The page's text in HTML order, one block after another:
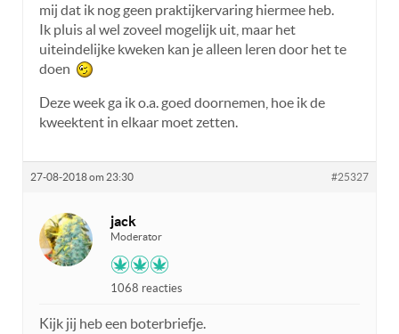
mij dat ik nog geen praktijkervaring hiermee heb.
Ik pluis al wel zoveel mogelijk uit, maar het
uiteindelijke kweken kan je alleen leren door het te
doen
Deze week ga ik o.a. goed doornemen, hoe ik de
kweektent in elkaar moet zetten.
27-08-2018 om 23:30 #25327
jack
Moderator
1068 reacties
Kijk jij heb een boterbriefje.